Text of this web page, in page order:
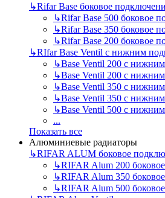
↳Rifar Base боковое
↳Rifar Base 500 боковое
↳Rifar Base 350 боковое
↳Rifar Base 200 боковое
↳RIfar Base Ventil с нижним
↳Base Ventil 200 с
↳Base Ventil 200 с
↳Base Ventil 350 с
↳Base Ventil 350 с
↳Base Ventil 500 с
...
Показать все
Алюминиевые радиаторы
↳RIFAR ALUM боковое
↳RIFAR Alum 200
↳RIFAR Alum 350
↳RIFAR Alum 500